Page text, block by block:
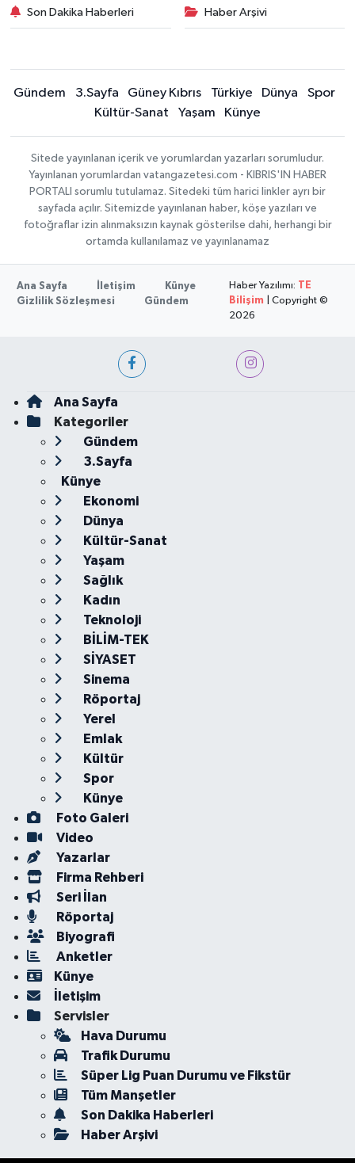
Son Dakika Haberleri Haber Arşivi
Gündem 3.Sayfa Güney Kıbrıs Türkiye Dünya
Spor
Kültür-Sanat
Yaşam Künye
Sitede yayınlanan içerik ve yorumlardan yazarları sorumludur.
Yayınlanan yorumlardan vatangazetesi.com - KIBRIS'IN HABER
PORTALI sorumlu tutulamaz. Sitedeki tüm harici linkler ayrı bir
sayfada açılır. Sitemizde yayınlanan haber, köşe yazıları ve
fotoğraflar izin alınmaksızın kaynak gösterilse dahi, herhangi bir
ortamda kullanılamaz ve yayınlanamaz
Ana Sayfa İletişim
Künye
Gizlilik Sözleşmesi
Gündem
Haber Yazılımı: TE
Bilişim | Copyright ©
2026
Ana Sayfa
Kategoriler
Gündem
3.Sayfa
Künye
Ekonomi
Dünya
Kültür-Sanat
Yaşam
Sağlık
Kadın
Teknoloji
BİLİM-TEK
SİYASET
Sinema
Röportaj
Yerel
Emlak
Kültür
Spor
Künye
Foto Galeri
Video
Yazarlar
Firma Rehberi
Seri İlan
Röportaj
Biyografi
Anketler
Künye
İletişim
Servisler
Hava Durumu
Trafik Durumu
Süper Lig Puan Durumu ve Fikstür
Tüm Manşetler
Son Dakika Haberleri
Haber Arşivi